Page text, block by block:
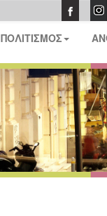
ΠΟΛΙΤΙΣΜΟΣ